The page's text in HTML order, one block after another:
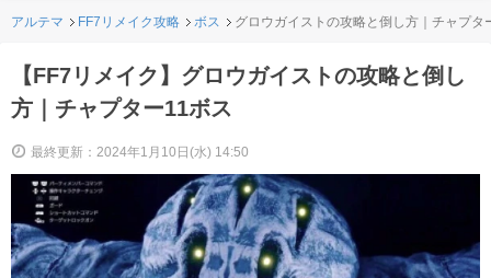
アルテマ FF7リメイク攻略 ボス グロウガイストの攻略と倒し方｜チャプタ
【FF7リメイク】グロウガイストの攻略と倒し
方｜チャプター11ボス
最終更新：2024年1月10日(水) 14:50